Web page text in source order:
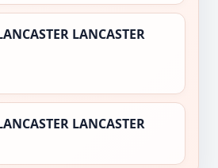
LANCASTER
LANCASTER